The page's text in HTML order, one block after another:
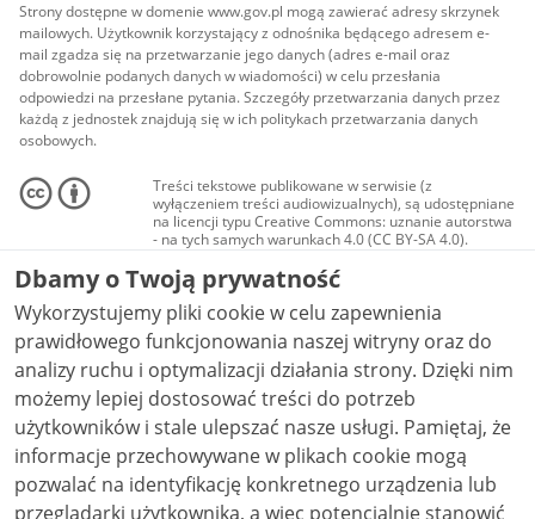
Strony dostępne w domenie www.gov.pl mogą zawierać adresy skrzynek
mailowych. Użytkownik korzystający z odnośnika będącego adresem e-
mail zgadza się na przetwarzanie jego danych (adres e-mail oraz
dobrowolnie podanych danych w wiadomości) w celu przesłania
odpowiedzi na przesłane pytania. Szczegóły przetwarzania danych przez
każdą z jednostek znajdują się w ich politykach przetwarzania danych
osobowych.
Treści tekstowe publikowane w serwisie (z
wyłączeniem treści audiowizualnych), są udostępniane
na licencji typu Creative Commons: uznanie autorstwa
- na tych samych warunkach 4.0 (CC BY-SA 4.0).
Materiały audiowizualne, w tym zdjęcia, materiały
audio i wideo, są udostępniane na licencji typu
Creative Commons: uznanie autorstwa użycie
niekomercyjne - bez utworów zależnych 4.0 (CC BY-
NC-ND 4.0), o ile nie jest to stwierdzone inaczej.
Dbamy o Twoją prywatność
Wykorzystujemy pliki cookie w celu zapewnienia
prawidłowego funkcjonowania naszej witryny oraz do
analizy ruchu i optymalizacji działania strony. Dzięki nim
możemy lepiej dostosować treści do potrzeb
użytkowników i stale ulepszać nasze usługi. Pamiętaj, że
informacje przechowywane w plikach cookie mogą
pozwalać na identyfikację konkretnego urządzenia lub
przeglądarki użytkownika, a więc potencjalnie stanowić